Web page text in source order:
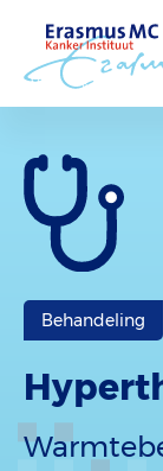
Behandeling